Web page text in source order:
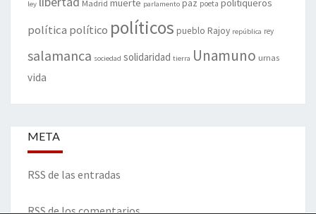
ley Madrid muerte parlamento paz poeta politiqueros
política político políticos pueblo Rajoy república rey
salamanca sociedad solidaridad tierra Unamuno urnas
vida
META
RSS de las entradas
RSS de los comentarios